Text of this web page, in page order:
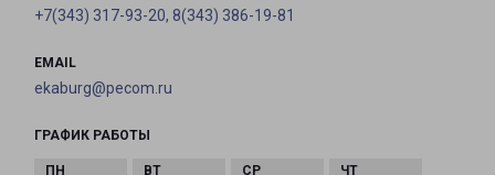
+7(343) 317-93-20, 8(343) 386-19-81
EMAIL
ekaburg@pecom.ru
ГРАФИК РАБОТЫ